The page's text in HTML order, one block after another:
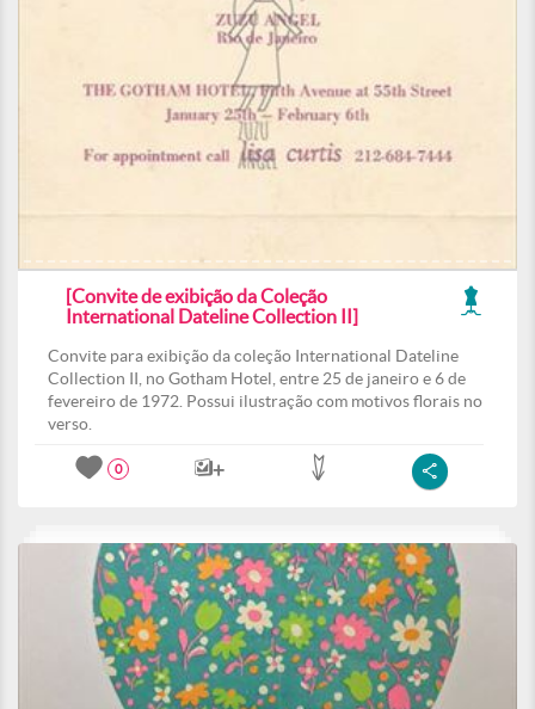
[Convite de exibição da Coleção
International Dateline Collection II]
Convite para exibição da coleção International Dateline
Collection II, no Gotham Hotel, entre 25 de janeiro e 6 de
fevereiro de 1972. Possui ilustração com motivos florais no
verso.
0